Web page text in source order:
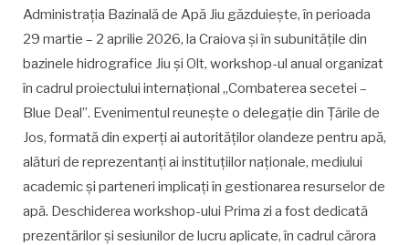
Administrația Bazinală de Apă Jiu găzduiește, în perioada
29 martie – 2 aprilie 2026, la Craiova și în subunitățile din
bazinele hidrografice Jiu și Olt, workshop-ul anual organizat
în cadrul proiectului internațional „Combaterea secetei –
Blue Deal”. Evenimentul reunește o delegație din Țările de
Jos, formată din experți ai autorităților olandeze pentru apă,
alături de reprezentanți ai instituțiilor naționale, mediului
academic și parteneri implicați în gestionarea resurselor de
apă. Deschiderea workshop-ului Prima zi a fost dedicată
prezentărilor și sesiunilor de lucru aplicate, în cadrul cărora